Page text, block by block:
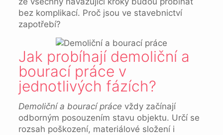
bez komplikací. Proč jsou ve stavebnictví
zapotřebí?
Jak probíhají demoliční a
bourací práce v
jednotlivých fázích?
Demoliční a bourací práce vždy začínají
odborným posouzením stavu objektu. Určí se
rozsah poškození, materiálové složení i